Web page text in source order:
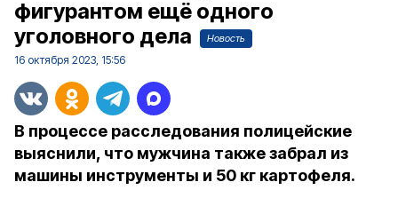
фигурантом ещё одного
уголовного дела
Новость
16 октября 2023, 15:56
В процессе расследования полицейские
выяснили, что мужчина также забрал из
машины инструменты и 50 кг картофеля.